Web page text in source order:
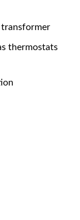
thermostats